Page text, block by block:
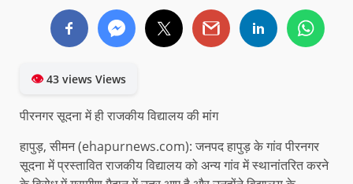
👁43 views Views
पीरनगर सूदना में ही राजकीय विद्यालय की मांग
हापुड़, सीमन (ehapurnews.com): जनपद हापुड़ के गांव पीरनगर
सूदना में प्रस्तावित राजकीय विद्यालय को अन्य गांव में स्थानांतरित करने